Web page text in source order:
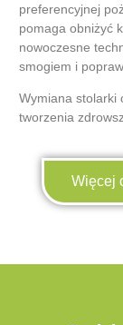
preferencyjnej
pomaga obniżyć
nowoczesne
smogiem i
Wymiana stolarki
tworzenia
Więcej